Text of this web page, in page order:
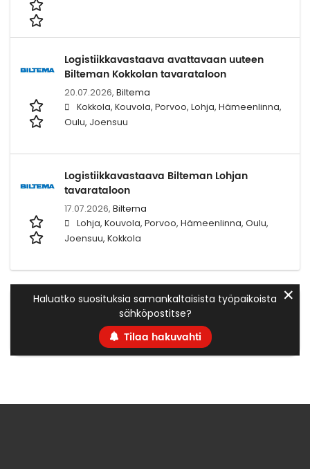
Logistiikkavastaava avattavaan uuteen
Bilteman Kokkolan tavarataloon
20.07.2026, Biltema
Kokkola, Kouvola, Porvoo, Lohja, Hämeenlinna,
Oulu, Joensuu
Logistiikkavastaava Bilteman Lohjan
tavarataloon
17.07.2026, Biltema
Lohja, Kouvola, Porvoo, Hämeenlinna, Oulu,
Joensuu, Kokkola
Haluatko suosituksia samankaltaisista työpaikoista
sähköpostitse?
Tilaa hakuvahti
✕